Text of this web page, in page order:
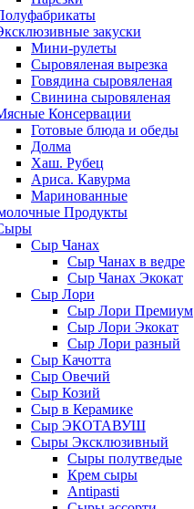
закуски
Мини-рулеты
Сыровяленая вырезка
Говядина сыровяленая
Свинина сыровяленая
Консервации
Готовые блюда и обеды
Долма
Хаш. Рубец
Ариса. Кавурма
Маринованные
Продукты
Сыр Чанах
Сыр Чанах в ведре
Сыр Чанах Экокат
Сыр Лори
Сыр Лори Премиум
Сыр Лори Экокат
Сыр Лори разный
Сыр Качотта
Сыр Овечий
Сыр Козий
Сыр в Керамике
Сыр ЭКОТАВУШ
Сыры Эксклюзивный
Сыры полутведые
Крем сыры
Antipasti